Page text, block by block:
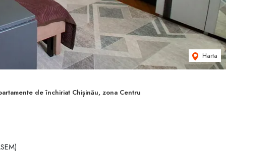
Harta
de închiriat Chișinău, zona Centru